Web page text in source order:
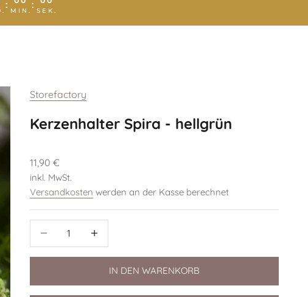
: MIN. : SEK.
Storefactory
Kerzenhalter Spira - hellgrün
Angebot
11,90 €
inkl. MwSt.
Versandkosten werden an der Kasse berechnet
Anzahl verringernAnzahl verringern
IN DEN WARENKORB